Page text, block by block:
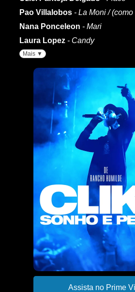
Pao Villalobos - La Moni /
Nana Ponceleon - Mari
Laura Lopez - Candy
Mais ▼
Assista no Prime